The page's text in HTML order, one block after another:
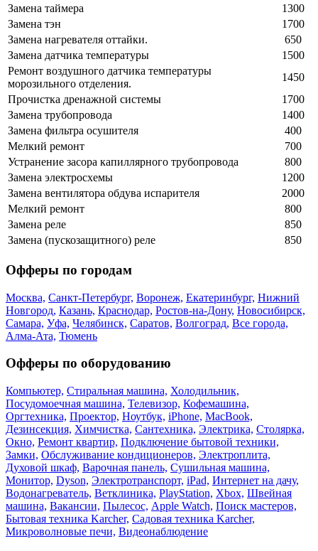
Замена таймера
1300
Замена тэн
1700
Замена нагревателя оттайки.
650
Замена датчика температуры
1500
Ремонт воздушного датчика температуры
морозильного отделения.
1450
Прочистка дренажной системы
1700
Замена трубопровода
1400
Замена фильтра осушителя
400
Мелкий ремонт
700
Устранение засора капиллярного трубопровода
800
Замена электросхемы
1200
Замена вентилятора обдува испарителя
2000
Мелкий ремонт
800
Замена реле
850
Замена (пускозащитного) реле
850
Офферы по городам
Москва, Санкт-Петербург, Воронеж, Екатеринбург, Нижний
Новгород, Казань, Краснодар, Ростов-на-Дону, Новосибирск,
Самара, Уфа, Челябинск, Саратов, Волгоград, Все города,
Алма-Ата, Тюмень
Офферы по оборудованию
Компьютер, Стиральная машина, Холодильник,
Посудомоечная машина, Телевизор, Кофемашина,
Оргтехника, Проектор, Ноутбук, iPhone, MacBook,
Дезинсекция, Химчистка, Сантехника, Электрика, Столярка,
Окно, Ремонт квартир, Подключение бытовой техники,
Замки, Обслуживание кондиционеров, Электроплита,
Духовой шкаф, Варочная панель, Сушильная машина,
Монитор, Dyson, Электротранспорт, iPad, Интернет на дачу,
Водонагреватель, Ветклиника, PlayStation, Xbox, Швейная
машина, Вакансии, Пылесос, Apple Watch, Поиск мастеров,
Бытовая техника Karcher, Садовая техника Karcher,
Микроволновые печи, Видеонаблюдение